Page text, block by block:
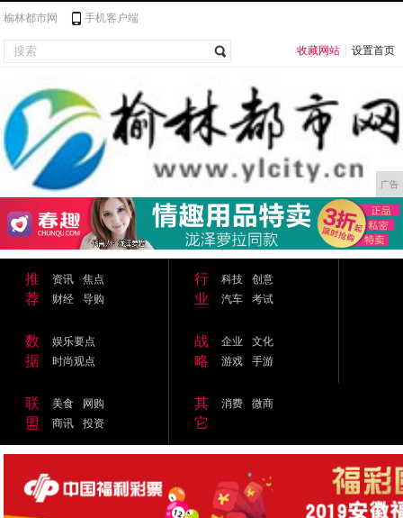
榆林都市网 手机客户端
收藏网站 设置首页
广告
推
荐
资讯
焦点
财经
导购
行
业
科技
创意
汽车
考试
数
据
娱乐要点
时尚观点
战
略
企业
文化
游戏
手游
联
盟
美食
网购
商讯
投资
其
它
消费 微商